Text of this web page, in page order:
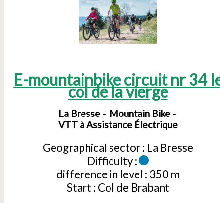
E-mountainbike circuit nr 34
col de la vierge
La Bresse
Mountain Bike
VTT à Assistance Électrique
Geographical sector : La Bresse
Difficulty :
difference in level : 350 m
Start : Col de Brabant